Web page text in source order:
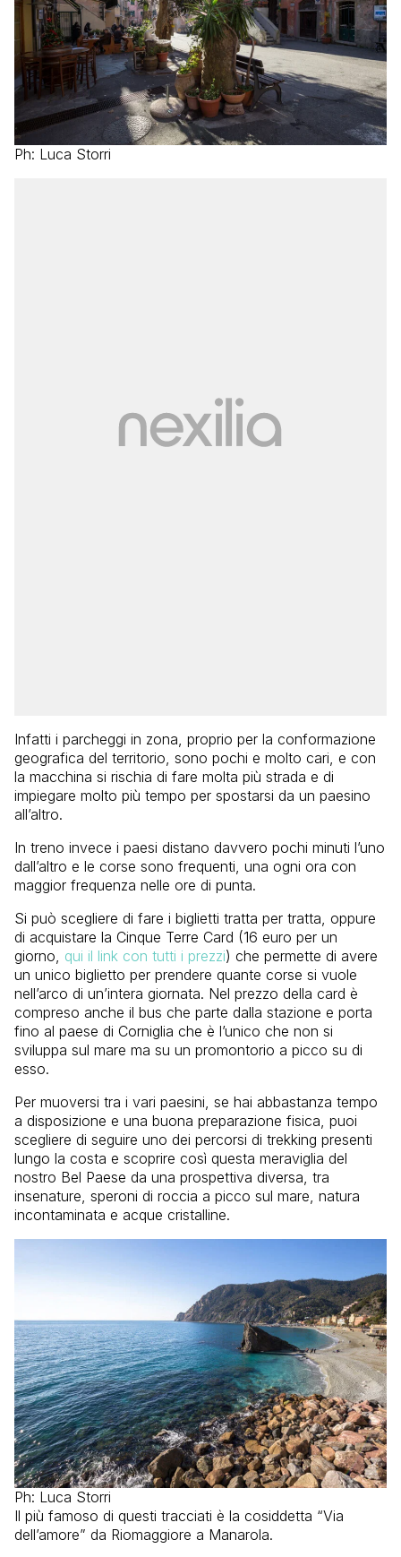
Ph: Luca Storri
Infatti i parcheggi in zona, proprio per la conformazione
geografica del territorio, sono pochi e molto cari, e con
la macchina si rischia di fare molta più strada e di
impiegare molto più tempo per spostarsi da un paesino
all’altro.
In treno invece i paesi distano davvero pochi minuti l’uno
dall’altro e le corse sono frequenti, una ogni ora con
maggior frequenza nelle ore di punta.
Si può scegliere di fare i biglietti tratta per tratta, oppure
di acquistare la Cinque Terre Card (16 euro per un
giorno, qui il link con tutti i prezzi) che permette di avere
un unico biglietto per prendere quante corse si vuole
nell’arco di un’intera giornata. Nel prezzo della card è
compreso anche il bus che parte dalla stazione e porta
fino al paese di Corniglia che è l’unico che non si
sviluppa sul mare ma su un promontorio a picco su di
esso.
Per muoversi tra i vari paesini, se hai abbastanza tempo
a disposizione e una buona preparazione fisica, puoi
scegliere di seguire uno dei percorsi di trekking presenti
lungo la costa e scoprire così questa meraviglia del
nostro Bel Paese da una prospettiva diversa, tra
insenature, speroni di roccia a picco sul mare, natura
incontaminata e acque cristalline.
Ph: Luca Storri
Il più famoso di questi tracciati è la cosiddetta “Via
dell’amore” da Riomaggiore a Manarola.